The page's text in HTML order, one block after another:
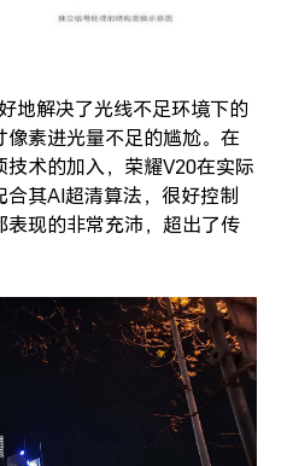
地解决了光线不足环境下的
素进光量不足的尴尬。在
术的加入，荣耀V20在实际
其AI超清算法，很好控制
表现的非常充沛，超出了传